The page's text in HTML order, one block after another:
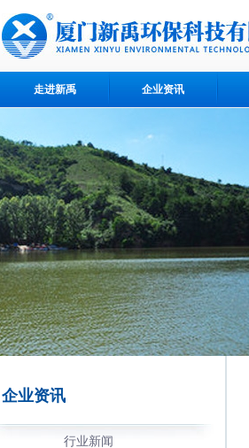
走进新禹 企业资讯
企业资讯
行业新闻